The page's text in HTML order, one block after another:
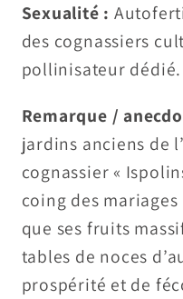
Sexualité :
des cognassiers
pollinisateur dédié.
Remarque /
jardins anciens de
cognassier «
coing des
que ses fruits
tables de noces
prospérité et de